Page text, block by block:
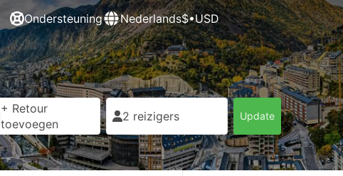
Ondersteuning Nederlands$•USD
+ Retour
toevoegen
2 reizigers Update